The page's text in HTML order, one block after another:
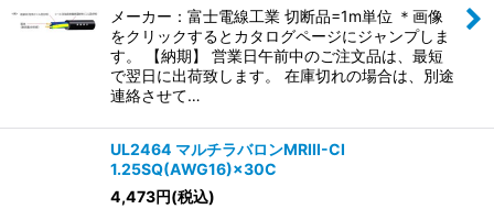
メーカー：富士電線工業 切断品=1m単位 ＊画像
をクリックするとカタログページにジャンプしま
す。 【納期】 営業日午前中のご注文品は、最短
で翌日に出荷致します。 在庫切れの場合は、別途
連絡させて…
UL2464 マルチラバロンMRIII-CI
1.25SQ(AWG16)×30C
4,473円(税込)